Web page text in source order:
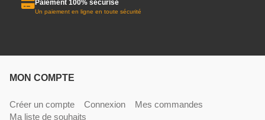
Paiement 100% sécurisé
Un paiement en ligne en toute sécurité
MON COMPTE
Créer un compte Connexion
Mes commandes
Ma liste de souhaits